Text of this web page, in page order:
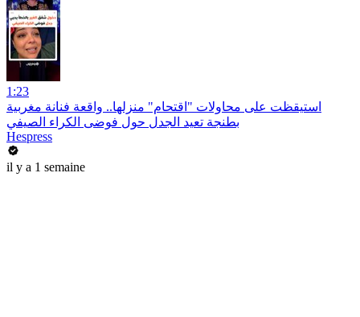
1:23
استيقظت على محاولات "اقتحام" منزلها.. واقعة فنانة مغربية
بطنجة تعيد الجدل حول فوضى الكراء الصيفي
Hespress
il y a 1 semaine